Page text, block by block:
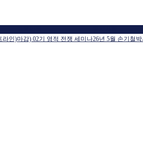
라인)마감) 02기 영적 전쟁 세미나26년 5월 손기철